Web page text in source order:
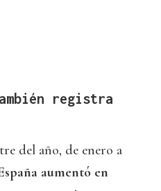
registra
del año, de enero a
aumentó en